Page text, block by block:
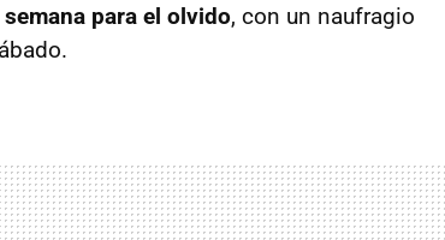
para el olvido, con un naufragio